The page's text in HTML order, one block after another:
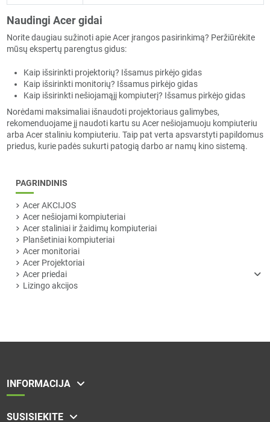
Naudingi Acer gidai
Norite daugiau sužinoti apie Acer įrangos pasirinkimą? Peržiūrėkite
mūsų ekspertų parengtus gidus:
Kaip išsirinkti projektorių? Išsamus pirkėjo gidas
Kaip išsirinkti monitorių? Išsamus pirkėjo gidas
Kaip išsirinkti nešiojamąjį kompiuterį? Išsamus pirkėjo gidas
Norėdami maksimaliai išnaudoti projektoriaus galimybes,
rekomenduojame jį naudoti kartu su Acer nešiojamuoju kompiuteriu
arba Acer staliniu kompiuteriu. Taip pat verta apsvarstyti papildomus
priedus, kurie padės sukurti patogią darbo ar namų kino sistemą.
PAGRINDINIS
Acer AKCIJOS
Acer nešiojami kompiuteriai
Acer staliniai ir žaidimų kompiuteriai
Planšetiniai kompiuteriai
Acer monitoriai
Acer Projektoriai
Acer priedai
Lizingo akcijos
INFORMACIJA
SUSISIEKITE